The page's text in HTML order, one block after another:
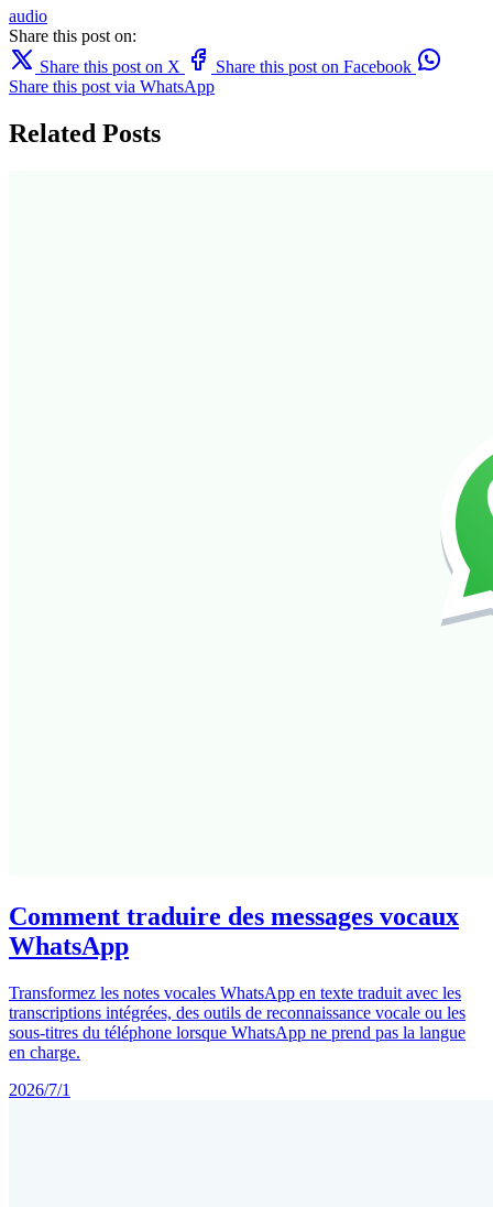
audio
Share this post on:
Share this post on X
Share this post on Facebook
Share this post via WhatsApp
Related Posts
Comment traduire des messages vocaux
WhatsApp
Transformez les notes vocales WhatsApp en texte traduit avec les
transcriptions intégrées, des outils de reconnaissance vocale ou les
sous-titres du téléphone lorsque WhatsApp ne prend pas la langue
en charge.
2026/7/1